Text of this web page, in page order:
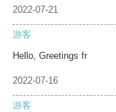
2022-07-21
游客
Hello, Greetings fr
2022-07-16
游客